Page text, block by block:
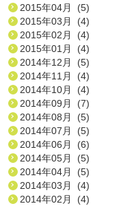
2015年04月 (5)
2015年03月 (4)
2015年02月 (4)
2015年01月 (4)
2014年12月 (5)
2014年11月 (4)
2014年10月 (4)
2014年09月 (7)
2014年08月 (5)
2014年07月 (5)
2014年06月 (6)
2014年05月 (5)
2014年04月 (5)
2014年03月 (4)
2014年02月 (4)